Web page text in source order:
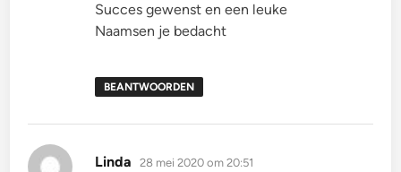
Succes gewenst en een leuke
Naamsen je bedacht
BEANTWOORDEN
Linda schreef:
28 mei 2020 om 20:51